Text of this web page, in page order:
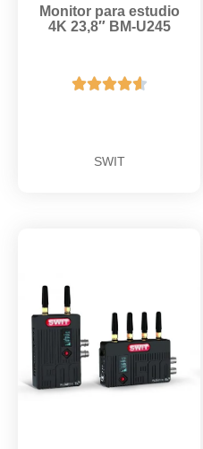
Monitor para estudio
4K 23,8″ BM-U245

SWIT